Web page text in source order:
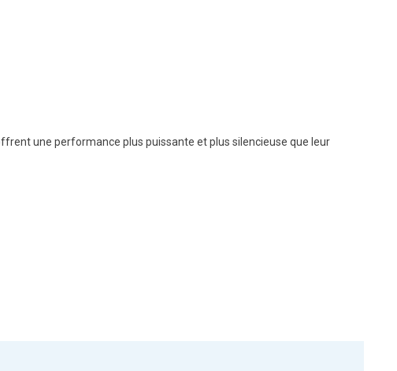
une performance plus puissante et plus silencieuse que leur